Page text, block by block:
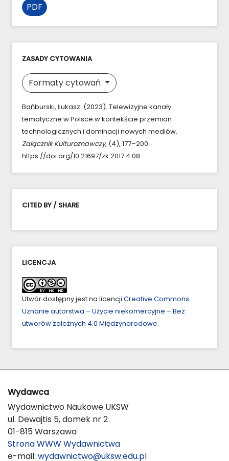
PDF
ZASADY CYTOWANIA
Formaty cytowań
Bańburski, Łukasz. (2023). Telewizyjne kanały
tematyczne w Polsce w kontekście przemian
technologicznych i dominacji nowych mediów.
Załącznik Kulturoznawczy, (4), 177–200.
https://doi.org/10.21697/zk.2017.4.08
CITED BY / SHARE
LICENCJA
Utwór dostępny jest na licencji Creative Commons
Uznanie autorstwa – Użycie niekomercyjne – Bez
utworów zależnych 4.0 Międzynarodowe.
Wydawca
Wydawnictwo Naukowe UKSW
ul. Dewajtis 5, domek nr 2
01-815 Warszawa
Strona WWW Wydawnictwa
e-mail: wydawnictwo@uksw.edu.pl